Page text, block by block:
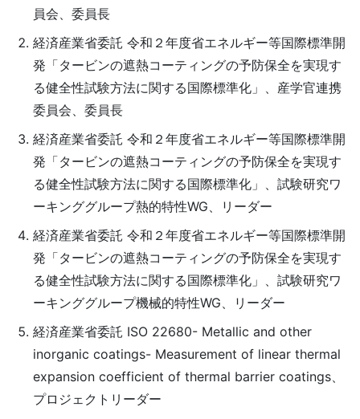
員会、委員長
経済産業省委託 令和２年度省エネルギー等国際標準開
発「タービンの遮熱コーティングの予防保全を実現す
る健全性試験方法に関する国際標準化」、産学官連携
委員会、委員長
経済産業省委託 令和２年度省エネルギー等国際標準開
発「タービンの遮熱コーティングの予防保全を実現す
る健全性試験方法に関する国際標準化」、試験研究ワ
ーキンググループ熱的特性WG、リーダー
経済産業省委託 令和２年度省エネルギー等国際標準開
発「タービンの遮熱コーティングの予防保全を実現す
る健全性試験方法に関する国際標準化」、試験研究ワ
ーキンググループ機械的特性WG、リーダー
経済産業省委託 ISO 22680- Metallic and other
inorganic coatings- Measurement of linear thermal
expansion coefficient of thermal barrier coatings、
プロジェクトリーダー